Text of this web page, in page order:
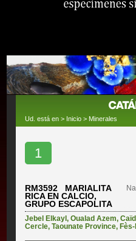
Ud. está en > Inicio > Minerales
1
RM3592 MARIALITA
RICA EN CALCIO,
GRUPO ESCAPOLITA
Jebel Elkayl,Oualad Azem,
Cercle,Taounate Province,